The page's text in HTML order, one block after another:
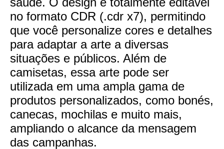
no formato CDR (.cdr x7), permitindo
que você personalize cores e detalhes
para adaptar a arte a diversas
situações e públicos. Além de
camisetas, essa arte pode ser
utilizada em uma ampla gama de
produtos personalizados, como bonés,
canecas, mochilas e muito mais,
ampliando o alcance da mensagem
das campanhas.